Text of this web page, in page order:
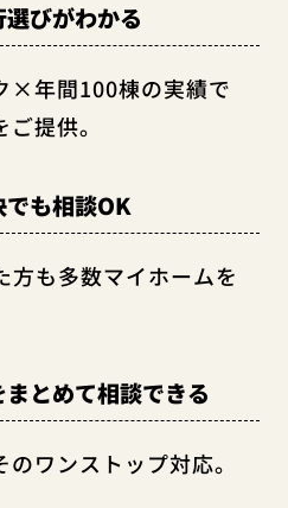
びがわかる
×年間100棟の実績で
提供。
も相談OK
方も多数マイホームを
とめて相談できる
ワンストップ対応。